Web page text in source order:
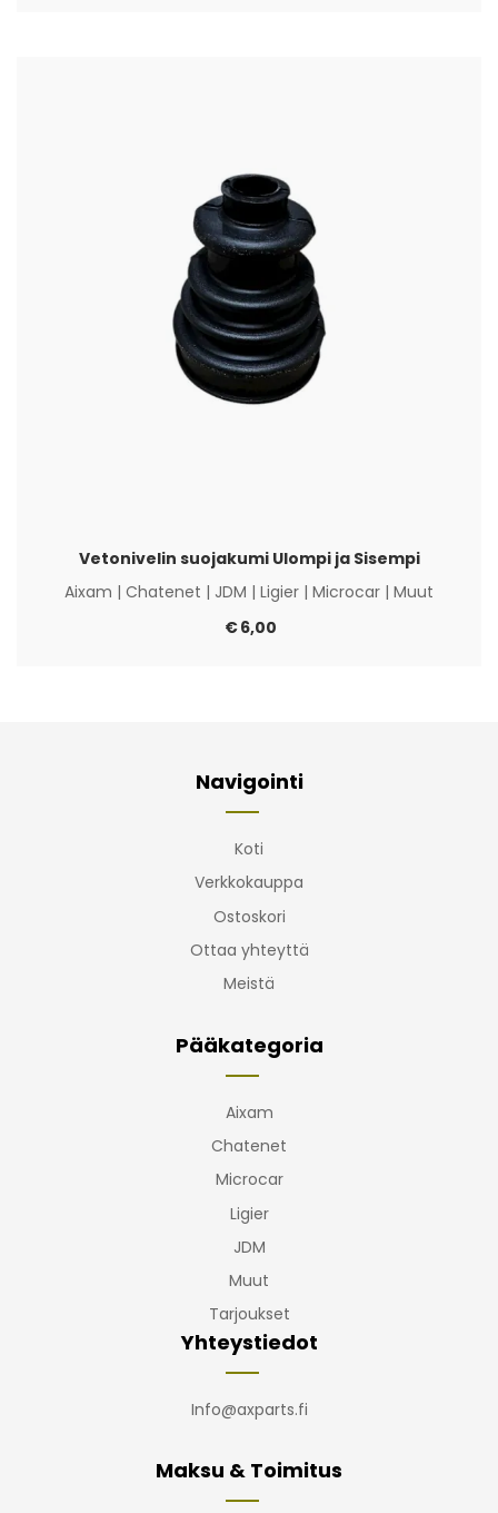
Vetonivelin suojakumi Ulompi ja Sisempi
Aixam | Chatenet | JDM | Ligier | Microcar | Muut
€6,00
Navigointi
Koti
Verkkokauppa
Ostoskori
Ottaa yhteyttä
Meistä
Pääkategoria
Aixam
Chatenet
Microcar
Ligier
JDM
Muut
Tarjoukset
Yhteystiedot
Info@axparts.fi
Maksu & Toimitus